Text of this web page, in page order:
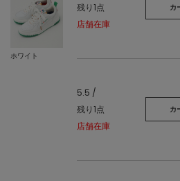
ホワイト
残り1点
店舗在庫
カ
5.5 /
残り1点
店舗在庫
カ